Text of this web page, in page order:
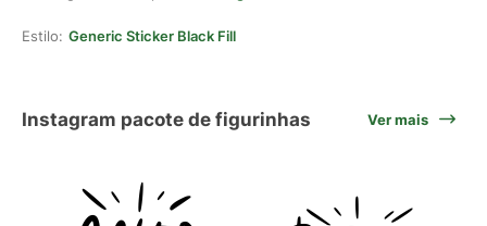
Estilo: Generic Sticker Black Fill
Instagram pacote de figurinhas Ver mais